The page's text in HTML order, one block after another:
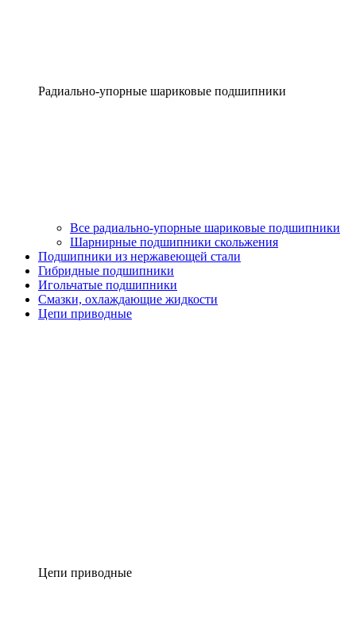
Радиально-упорные шариковые подшипники
Все радиально-упорные шариковые подшипники
Шарнирные подшипники скольжения
Подшипники из нержавеющей стали
Гибридные подшипники
Игольчатые подшипники
Смазки, охлаждающие жидкости
Цепи приводные
Цепи приводные